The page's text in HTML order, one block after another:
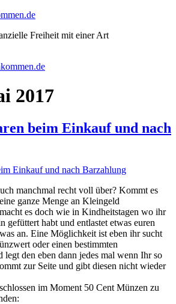
Freiheit mit einer Art
2017
beim Einkauf und nach
manchmal recht voll über? Kommt es
ganze Menge an Kleingeld
es doch wie in Kindheitstagen wo ihr
gefüttert habt und entlastet etwas euren
an. Eine Möglichkeit ist eben ihr sucht
oder einen bestimmten
legt den eben dann jedes mal wenn Ihr so
zur Seite und gibt diesen nicht wieder
im Moment 50 Cent Münzen zu